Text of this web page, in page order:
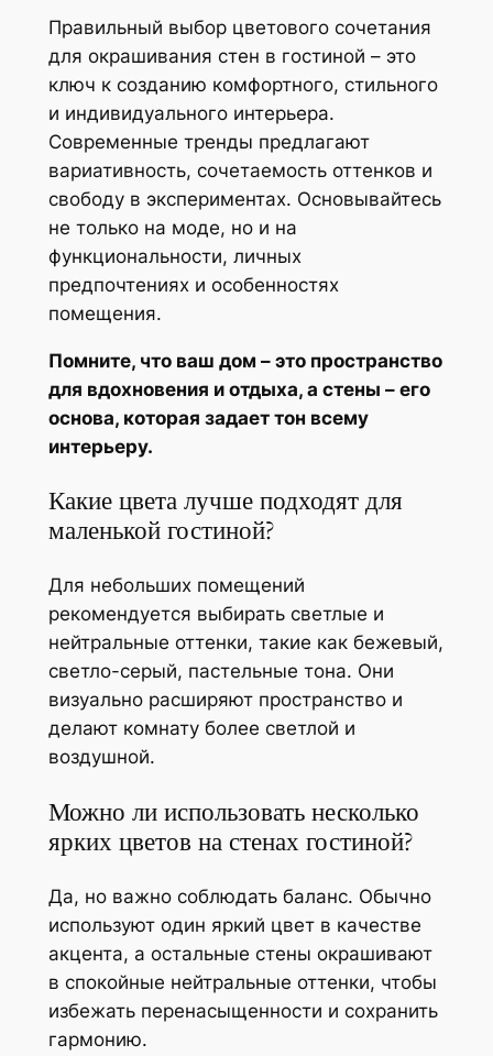
Правильный выбор цветового сочетания
для окрашивания стен в гостиной – это
ключ к созданию комфортного, стильного
и индивидуального интерьера.
Современные тренды предлагают
вариативность, сочетаемость оттенков и
свободу в экспериментах. Основывайтесь
не только на моде, но и на
функциональности, личных
предпочтениях и особенностях
помещения.
Помните, что ваш дом – это пространство
для вдохновения и отдыха, а стены – его
основа, которая задает тон всему
интерьеру.
Какие цвета лучше подходят для
маленькой гостиной?
Для небольших помещений
рекомендуется выбирать светлые и
нейтральные оттенки, такие как бежевый,
светло-серый, пастельные тона. Они
визуально расширяют пространство и
делают комнату более светлой и
воздушной.
Можно ли использовать несколько
ярких цветов на стенах гостиной?
Да, но важно соблюдать баланс. Обычно
используют один яркий цвет в качестве
акцента, а остальные стены окрашивают
в спокойные нейтральные оттенки, чтобы
избежать перенасыщенности и сохранить
гармонию.